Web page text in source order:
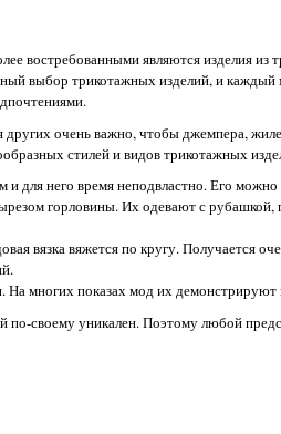
востребованными являются изделия из
выбор трикотажных изделий, и каждый
очень важно, чтобы джемпера,
стилей и видов трикотажных
для него время неподвластно. Его можно
горловины. Их одевают с рубашкой,
вязка вяжется по кругу. Получается
На многих показах мод их
своему уникален. Поэтому любой